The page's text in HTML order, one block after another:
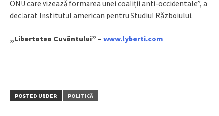
ONU care vizează formarea unei coaliții anti-occidentale”, a
declarat Institutul american pentru Studiul Războiului.
„Libertatea Cuvântului” – www.lyberti.com
POSTED UNDER POLITICĂ